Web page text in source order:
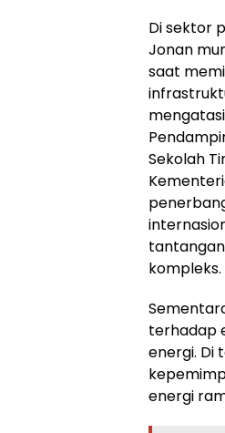
Di sektor
Jonan
saat
Sekolah
kompleks.
terhadap
energi. Di
energi